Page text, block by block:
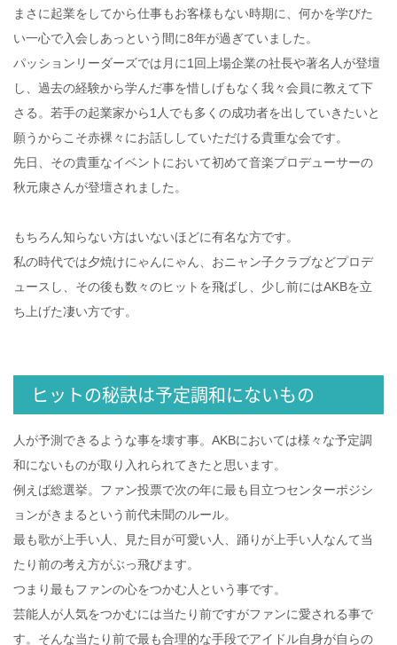
まさに起業をしてから仕事もお客様もない時期に、何かを学びた
い一心で入会しあっという間に8年が過ぎていました。
パッションリーダーズでは月に1回上場企業の社長や著名人が登壇
し、過去の経験から学んだ事を惜しげもなく我々会員に教えて下
さる。若手の起業家から1人でも多くの成功者を出していきたいと
願うからこそ赤裸々にお話ししていただける貴重な会です。
先日、その貴重なイベントにおいて初めて音楽プロデューサーの
秋元康さんが登壇されました。
もちろん知らない方はいないほどに有名な方です。
私の時代では夕焼けにゃんにゃん、おニャン子クラブなどプロデ
ュースし、その後も数々のヒットを飛ばし、少し前にはAKBを立
ち上げた凄い方です。
ヒットの秘訣は予定調和にないもの
人が予測できるような事を壊す事。AKBにおいては様々な予定調
和にないものが取り入れられてきたと思います。
例えば総選挙。ファン投票で次の年に最も目立つセンターポジシ
ョンがきまるという前代未聞のルール。
最も歌が上手い人、見た目が可愛い人、踊りが上手い人なんて当
たり前の考え方がぶっ飛びます。
つまり最もファンの心をつかむ人という事です。
芸能人が人気をつかむには当たり前ですがファンに愛される事で
す。そんな当たり前で最も合理的な手段でアイドル自身が自らの